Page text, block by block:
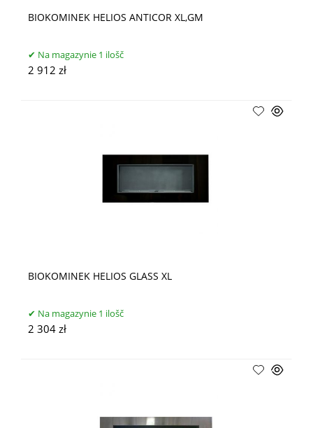
BIOKOMINEK HELIOS ANTICOR XL,GM
Na magazynie 1 ilošč
2 912 zł
BIOKOMINEK HELIOS GLASS XL
Na magazynie 1 ilošč
2 304 zł